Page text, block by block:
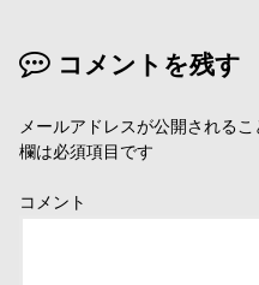
コメントを残す
メールアドレスが公開されるこ
欄は必須項目です
コメント